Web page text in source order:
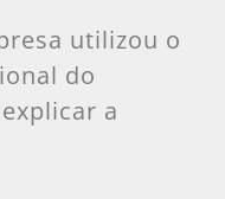
utilizou o
do
a